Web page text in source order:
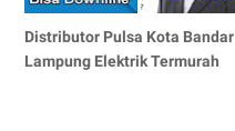
Distributor Pulsa Kota Bandar
Lampung Elektrik Termurah